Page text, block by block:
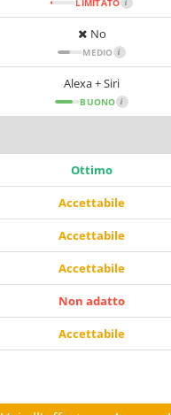
LIMITATO
No
MEDIO i
Alexa + Siri
BUONO i
Ottimo
Accettabile
Accettabile
Accettabile
Non adatto
Accettabile